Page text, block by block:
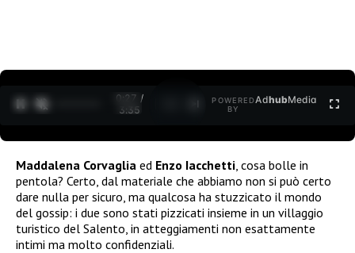
0:27 /
3:35
POWERED
BY
AdhubMedia
Maddalena Corvaglia ed Enzo Iacchetti , cosa bolle in
pentola? Certo, dal materiale che abbiamo non si può certo
dare nulla per sicuro, ma qualcosa ha stuzzicato il mondo
del gossip: i due sono stati pizzicati insieme in un villaggio
turistico del Salento, in atteggiamenti non esattamente
intimi ma molto confidenziali.